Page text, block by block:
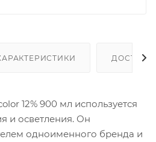
12% 900 мл используется
и осветления. Он
одноименного бренда и